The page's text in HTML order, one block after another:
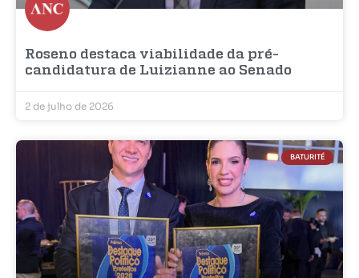
Roseno destaca viabilidade da pré-
candidatura de Luizianne ao Senado
2 de julho de 2026
BATURITÉ